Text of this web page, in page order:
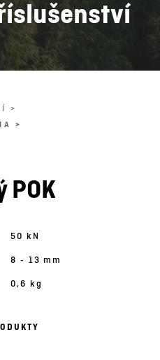
>
>
POK
50 kN
8 - 13 mm
0,6 kg